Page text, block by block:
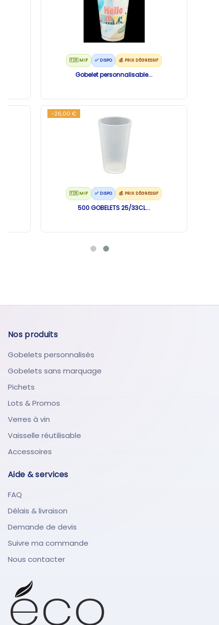
🇫🇷 MIF ✅ DISPO 💰 PRIX DÉGRESSIF
Gobelet personnalisable...
🇫🇷 MIF ✅ DISPO 💰 PRIX DÉGRESSIF
500 GOBELETS 25/33CL...
-26,00 €
Nos produits
Gobelets personnalisés
Gobelets sans marquage
Pichets
Lots & Promos
Verres à vin
Vaisselle réutilisable
Accessoires
Aide & services
FAQ
Délais & livraison
Demande de devis
Suivre ma commande
Nous contacter